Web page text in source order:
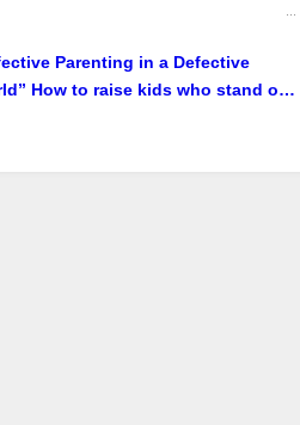
） ...
Parenting in a Defective
How to raise kids who stand out